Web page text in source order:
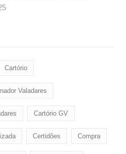
Cartório
Valadares
Cartório GV
Certidões Compra